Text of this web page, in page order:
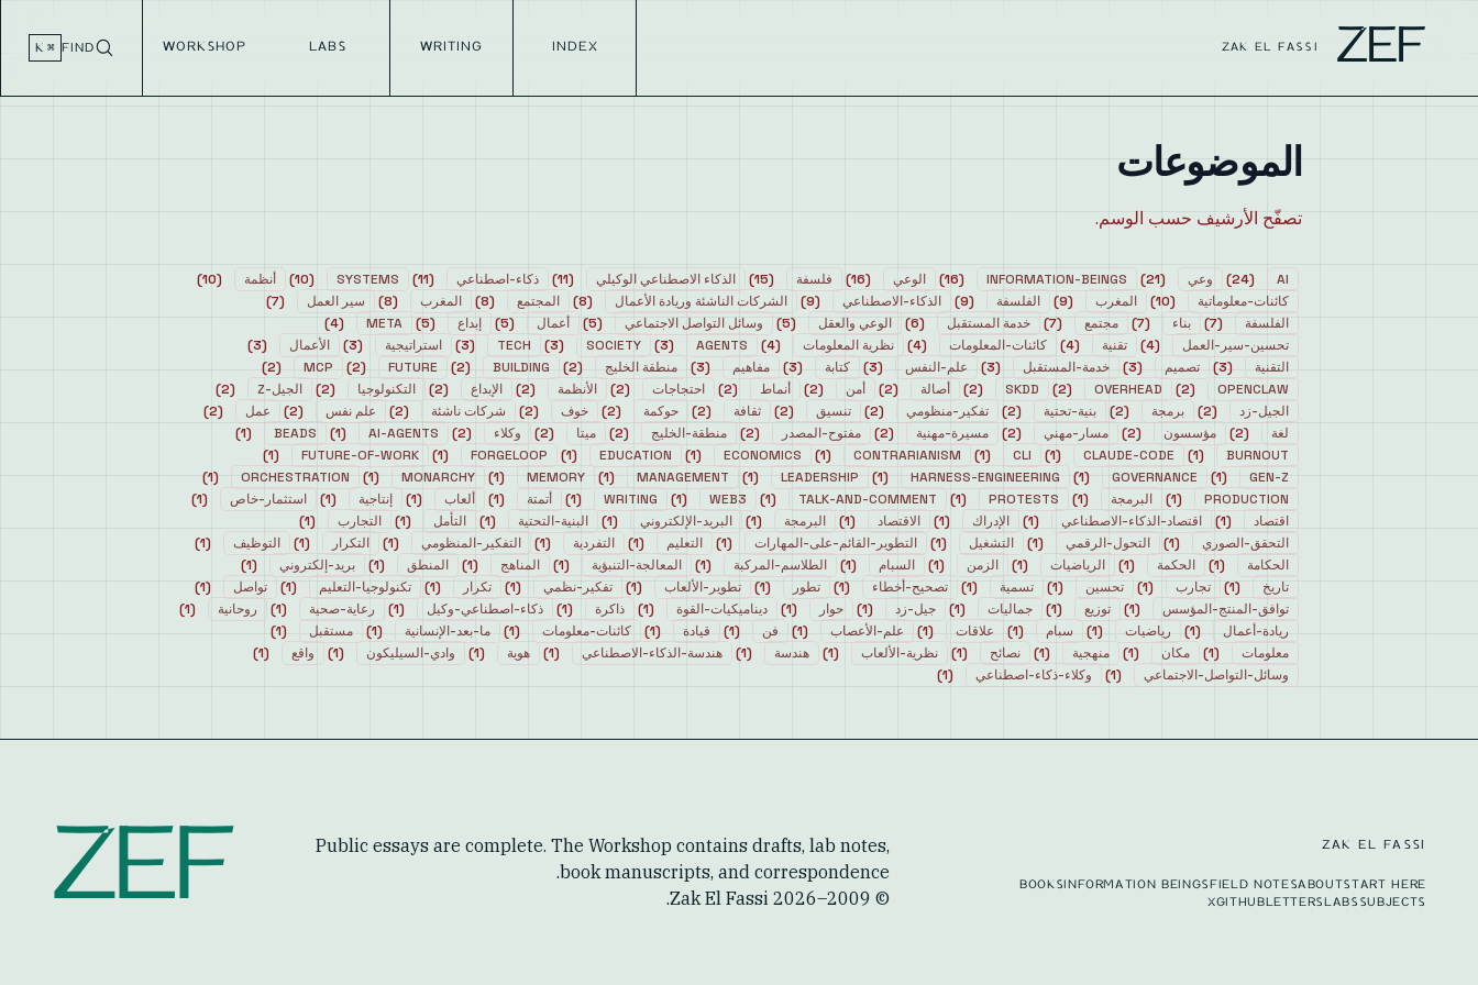
ZEF
ZAK EL FASSI
INDEX
WRITING
LABS
WORKSHOP
FIND
⌘ K
الموضوعات
تصفّح الأرشيف حسب الوسم.
AI
(
24
) وعي (
21
)
INFORMATION-BEINGS
(
16
) الوعي (
16
) فلسفة (
15
) الذكاء الاصطناعي الوكيلي (
11
) ذكاء-اصطناعي (
11
)
SYSTEMS
(
10
) أنظمة (
10
)
كائنات-معلوماتية
(
10
) المغرب (
9
) الفلسفة (
9
) الذكاء-الاصطناعي (
9
) الشركات الناشئة وريادة الأعمال (
8
) المجتمع (
8
) المغرب (
8
) سير العمل (
7
)
الفلسفة
(
7
) بناء (
7
) مجتمع (
7
) خدمة المستقبل (
6
) الوعي والعقل (
5
) وسائل التواصل الاجتماعي (
5
) أعمال (
5
) إبداع (
5
)
META
(
4
)
تحسين-سير-العمل
(
4
) تقنية (
4
) كائنات-المعلومات (
4
) نظرية المعلومات (
4
)
AGENTS
(
3
)
SOCIETY
(
3
)
TECH
(
3
) استراتيجية (
3
) الأعمال (
3
)
التقنية
(
3
) تصميم (
3
) خدمة-المستقبل (
3
) علم-النفس (
3
) كتابة (
3
) مفاهيم (
3
) منطقة الخليج (
2
)
BUILDING
(
2
)
FUTURE
(
2
)
MCP
(
2
)
OPENCLAW
(
2
)
OVERHEAD
(
2
)
SKDD
(
2
) أصالة (
2
) أمن (
2
) أنماط (
2
) احتجاجات (
2
) الأنظمة (
2
) الإبداع (
2
) التكنولوجيا (
2
) الجيل-Z (
2
)
الجيل-زد
(
2
) برمجة (
2
) بنية-تحتية (
2
) تفكير-منظومي (
2
) تنسيق (
2
) ثقافة (
2
) حوكمة (
2
) خوف (
2
) شركات ناشئة (
2
) علم نفس (
2
) عمل (
2
)
لغة
(
2
) مؤسسون (
2
) مسار-مهني (
2
) مسيرة-مهنية (
2
) مفتوح-المصدر (
2
) منطقة-الخليج (
2
) ميتا (
2
) وكلاء (
2
)
AI-AGENTS
(
1
)
BEADS
(
1
)
BURNOUT
(
1
)
CLAUDE-CODE
(
1
)
CLI
(
1
)
CONTRARIANISM
(
1
)
ECONOMICS
(
1
)
EDUCATION
(
1
)
FORGELOOP
(
1
)
FUTURE-OF-WORK
(
1
)
GEN-Z
(
1
)
GOVERNANCE
(
1
)
HARNESS-ENGINEERING
(
1
)
LEADERSHIP
(
1
)
MANAGEMENT
(
1
)
MEMORY
(
1
)
MONARCHY
(
1
)
ORCHESTRATION
(
1
)
PRODUCTION
(
1
) البرمجة (
1
)
PROTESTS
(
1
)
TALK-AND-COMMENT
(
1
)
WEB3
(
1
)
WRITING
(
1
) أتمتة (
1
) ألعاب (
1
) إنتاجية (
1
) استثمار-خاص (
1
)
اقتصاد
(
1
) اقتصاد-الذكاء-الاصطناعي (
1
) الإدراك (
1
) الاقتصاد (
1
) البرمجة (
1
) البريد-الإلكتروني (
1
) البنية-التحتية (
1
) التأمل (
1
) التجارب (
1
)
التحقق-الصوري
(
1
) التحول-الرقمي (
1
) التشغيل (
1
) التطوير-القائم-على-المهارات (
1
) التعليم (
1
) التفردية (
1
) التفكير-المنظومي (
1
) التكرار (
1
) التوظيف (
1
)
الحكامة
(
1
) الحكمة (
1
) الرياضيات (
1
) الزمن (
1
) السبام (
1
) الطلاسم-المركبة (
1
) المعالجة-التنبؤية (
1
) المناهج (
1
) المنطق (
1
) بريد-إلكتروني (
1
)
تاريخ
(
1
) تجارب (
1
) تحسين (
1
) تسمية (
1
) تصحيح-أخطاء (
1
) تطور (
1
) تطوير-الألعاب (
1
) تفكير-نظمي (
1
) تكرار (
1
) تكنولوجيا-التعليم (
1
) تواصل (
1
)
توافق-المنتج-المؤسس
(
1
) توزيع (
1
) جماليات (
1
) جيل-زد (
1
) حوار (
1
) ديناميكيات-القوة (
1
) ذاكرة (
1
) ذكاء-اصطناعي-وكيل (
1
) رعاية-صحية (
1
) روحانية (
1
)
ريادة-أعمال
(
1
) رياضيات (
1
) سبام (
1
) علاقات (
1
) علم-الأعصاب (
1
) فن (
1
) قيادة (
1
) كائنات-معلومات (
1
) ما-بعد-الإنسانية (
1
) مستقبل (
1
)
معلومات
(
1
) مكان (
1
) منهجية (
1
) نصائح (
1
) نظرية-الألعاب (
1
) هندسة (
1
) هندسة-الذكاء-الاصطناعي (
1
) هوية (
1
) وادي-السيليكون (
1
) واقع (
1
)
وسائل-التواصل-الاجتماعي
(
1
) وكلاء-ذكاء-اصطناعي (
1
)
ZAK EL FASSI
START HERE
ABOUT
FIELD NOTES
INFORMATION BEINGS
BOOKS
SUBJECTS
LABS
LETTERS
GITHUB
X
Public essays are complete. The Workshop contains drafts, lab notes,
book manuscripts, and correspondence.
© 2009–
2026
ZEF